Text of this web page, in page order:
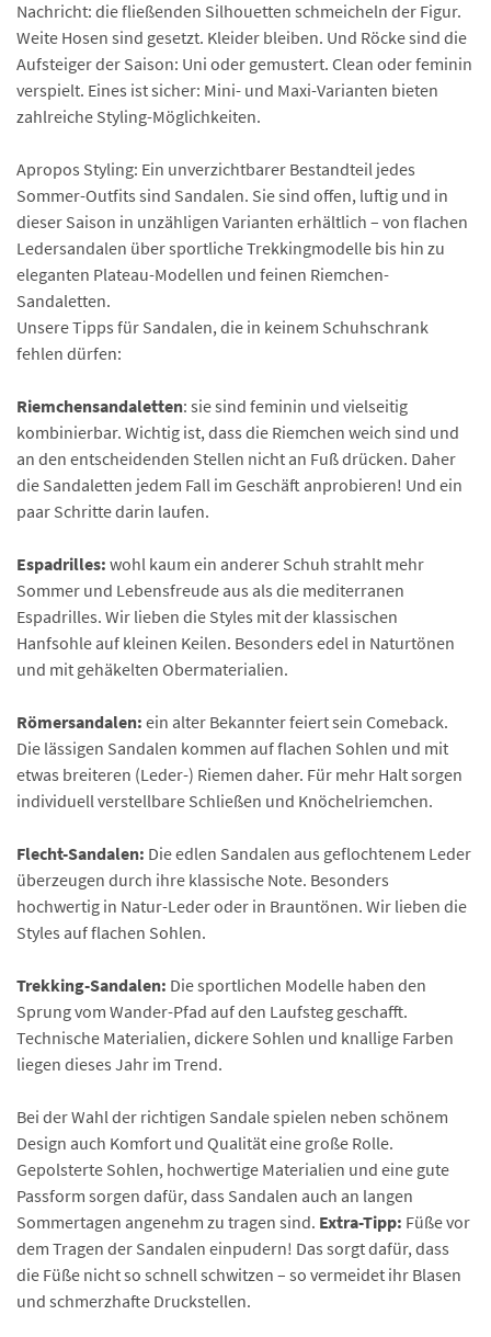
Nachricht: die fließenden Silhouetten schmeicheln der Figur.
Weite Hosen sind gesetzt. Kleider bleiben. Und Röcke sind die
Aufsteiger der Saison: Uni oder gemustert. Clean oder feminin
verspielt. Eines ist sicher: Mini- und Maxi-Varianten bieten
zahlreiche Styling-Möglichkeiten.
Apropos Styling: Ein unverzichtbarer Bestandteil jedes
Sommer-Outfits sind Sandalen. Sie sind offen, luftig und in
dieser Saison in unzähligen Varianten erhältlich – von flachen
Ledersandalen über sportliche Trekkingmodelle bis hin zu
eleganten Plateau-Modellen und feinen Riemchen-
Sandaletten.
Unsere Tipps für Sandalen, die in keinem Schuhschrank
fehlen dürfen:
Riemchensandaletten: sie sind feminin und vielseitig
kombinierbar. Wichtig ist, dass die Riemchen weich sind und
an den entscheidenden Stellen nicht an Fuß drücken. Daher
die Sandaletten jedem Fall im Geschäft anprobieren! Und ein
paar Schritte darin laufen.
Espadrilles: wohl kaum ein anderer Schuh strahlt mehr
Sommer und Lebensfreude aus als die mediterranen
Espadrilles. Wir lieben die Styles mit der klassischen
Hanfsohle auf kleinen Keilen. Besonders edel in Naturtönen
und mit gehäkelten Obermaterialien.
Römersandalen: ein alter Bekannter feiert sein Comeback.
Die lässigen Sandalen kommen auf flachen Sohlen und mit
etwas breiteren (Leder-) Riemen daher. Für mehr Halt sorgen
individuell verstellbare Schließen und Knöchelriemchen.
Flecht-Sandalen: Die edlen Sandalen aus geflochtenem Leder
überzeugen durch ihre klassische Note. Besonders
hochwertig in Natur-Leder oder in Brauntönen. Wir lieben die
Styles auf flachen Sohlen.
Trekking-Sandalen: Die sportlichen Modelle haben den
Sprung vom Wander-Pfad auf den Laufsteg geschafft.
Technische Materialien, dickere Sohlen und knallige Farben
liegen dieses Jahr im Trend.
Bei der Wahl der richtigen Sandale spielen neben schönem
Design auch Komfort und Qualität eine große Rolle.
Gepolsterte Sohlen, hochwertige Materialien und eine gute
Passform sorgen dafür, dass Sandalen auch an langen
Sommertagen angenehm zu tragen sind. Extra-Tipp: Füße vor
dem Tragen der Sandalen einpudern! Das sorgt dafür, dass
die Füße nicht so schnell schwitzen – so vermeidet ihr Blasen
und schmerzhafte Druckstellen.